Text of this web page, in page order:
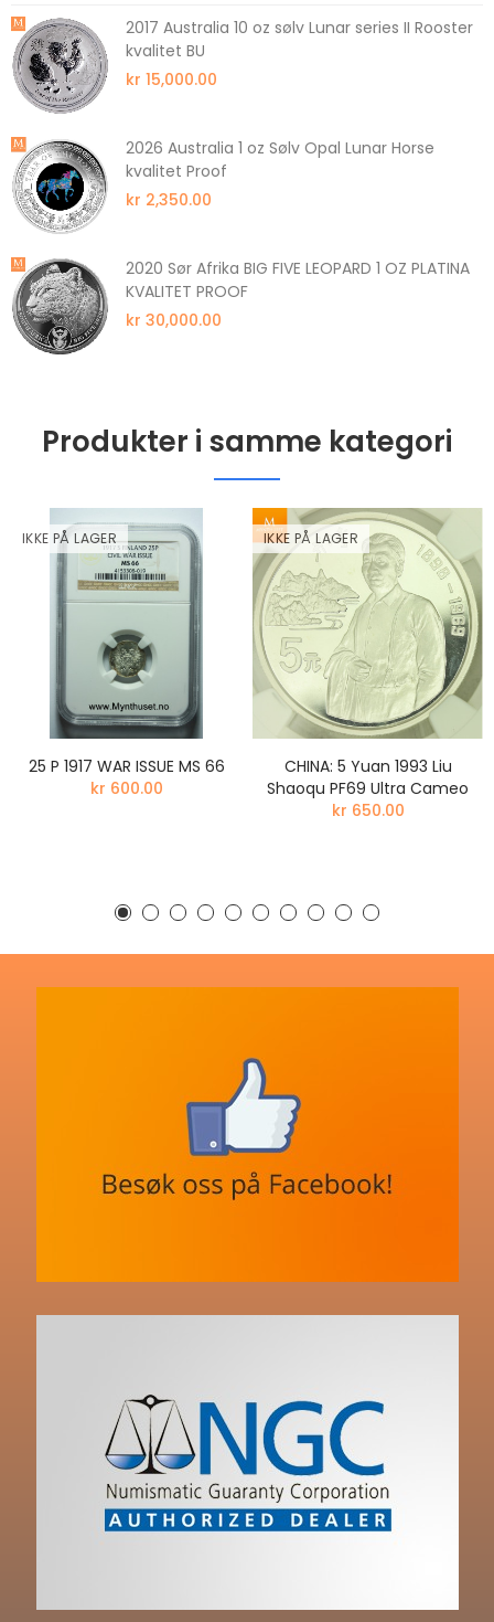
2017 Australia 10 oz sølv Lunar series II Rooster
kvalitet BU
kr 15,000.00
2026 Australia 1 oz Sølv Opal Lunar Horse
kvalitet Proof
kr 2,350.00
2020 Sør Afrika BIG FIVE LEOPARD 1 OZ PLATINA
KVALITET PROOF
kr 30,000.00
Produkter i samme kategori
IKKE PÅ LAGER
25 P 1917 WAR ISSUE MS 66
kr 600.00
IKKE PÅ LAGER
CHINA: 5 Yuan 1993 Liu
Shaoqu PF69 Ultra Cameo
kr 650.00